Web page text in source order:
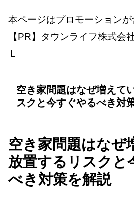
本ページはプロモーションが
【PR】タウンライフ株式会
Ｌ
空き家問題はなぜ増えて
スクと今すぐやるべき対
空き家問題はなぜ
放置するリスクと
べき対策を解説